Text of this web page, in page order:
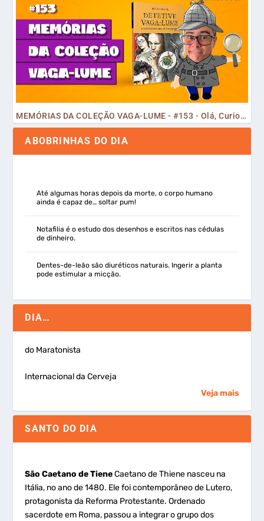
MEMÓRIAS DA COLEÇÃO VAGA-LUME - #153 - Olá, Curiosos! 2023
ABOBRINHAS DO DIA
Até algumas horas depois da morte, o corpo humano
ainda é capaz de… soltar pum!
Notafilia é o estudo dos desenhos e escritos nas cédulas
de dinheiro.
Dentes-de-leão são diuréticos naturais. Ingerir a planta
pode estimular a micção.
DIA…
do Maratonista
Internacional da Cerveja
Veja mais
SANTO DO DIA
São Caetano de TieneCaetano de Thiene nasceu na
Itália, no ano de 1480. Ele foi contemporâneo de Lutero,
protagonista da Reforma Protestante. Ordenado
sacerdote em Roma, passou a integrar o grupo dos